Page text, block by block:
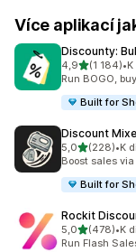
Více aplikací
Discounty:
4,9z 5 hvězd
(1 184)
Celkový počet
•
Run BOGO,
Built for
Discount
5,0z 5 hvězd
(228)
Celkový počet
•K
Boost sales
Built for
Rockit
5,0z 5 hvězd
(478)
Celkový počet
•K
Run Flash